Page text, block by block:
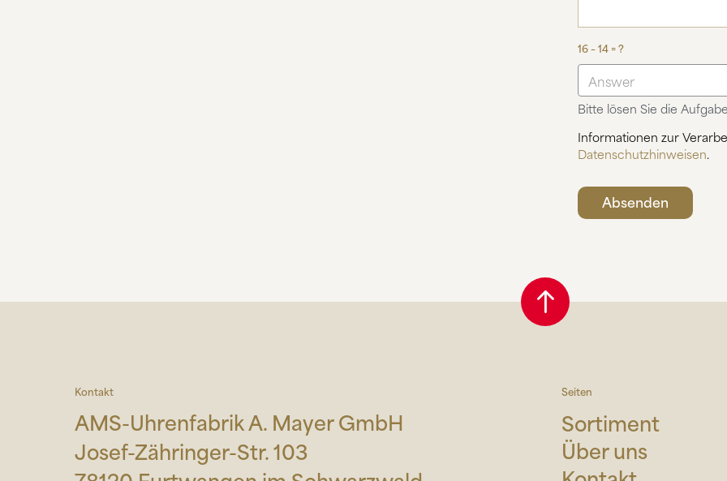
16 – 14 = ?
Bitte lösen Sie die
Informationen zur
Datenschutzhinweisen.
Kontakt
AMS-Uhrenfabrik A. Mayer GmbH
Josef-Zähringer-Str. 103
Seiten
Sortiment
Über uns